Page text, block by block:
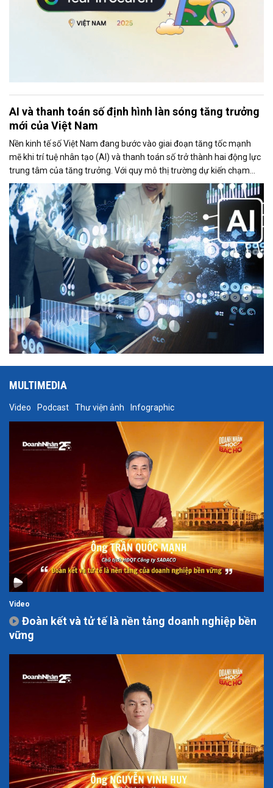
AI và thanh toán số định hình làn sóng tăng trưởng
mới của Việt Nam
Nền kinh tế số Việt Nam đang bước vào giai đoạn tăng tốc mạnh
mẽ khi trí tuệ nhân tạo (AI) và thanh toán số trở thành hai động lực
trung tâm của tăng trưởng. Với quy mô thị trường dự kiến chạm
mốc 39 tỷ USD trong năm 2025, Việt Nam đang nổi lên như một
trong những điểm sáng của Đông Nam Á về mức độ sẵn sàng công
nghệ, tốc độ số hóa và khả năng hấp thụ các mô hình kinh doanh
mới.
MULTIMEDIA
Video Podcast Thư viện ảnh Infographic
Video
Đoàn kết và tử tế là nền tảng doanh nghiệp bền
vững